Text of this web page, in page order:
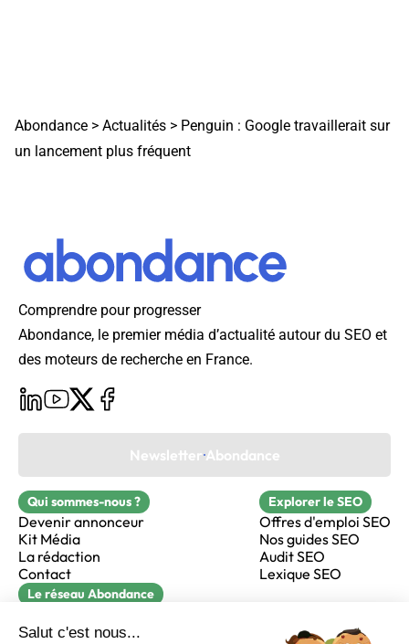
Abondance > Actualités > Penguin : Google travaillerait sur
un lancement plus fréquent
Comprendre pour progresser
Abondance, le premier média d’actualité autour du SEO et
des moteurs de recherche en France.
Newsletter Abondance
Qui sommes-nous ?
Devenir annonceur
Kit Média
La rédaction
Contact
Explorer le SEO
Offres d'emploi SEO
Nos guides SEO
Audit SEO
Lexique SEO
Le réseau Abondance
Réacteur